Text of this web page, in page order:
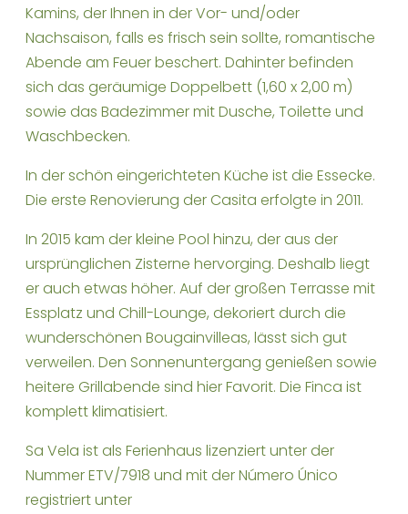
Kamins, der Ihnen in der Vor- und/oder
Nachsaison, falls es frisch sein sollte, romantische
Abende am Feuer beschert. Dahinter befinden
sich das geräumige Doppelbett (1,60 x 2,00 m)
sowie das Badezimmer mit Dusche, Toilette und
Waschbecken.
In der schön eingerichteten Küche ist die Essecke.
Die erste Renovierung der Casita erfolgte in 2011.
In 2015 kam der kleine Pool hinzu, der aus der
ursprünglichen Zisterne hervorging. Deshalb liegt
er auch etwas höher. Auf der großen Terrasse mit
Essplatz und Chill-Lounge, dekoriert durch die
wunderschönen Bougainvilleas, lässt sich gut
verweilen. Den Sonnenuntergang genießen sowie
heitere Grillabende sind hier Favorit. Die Finca ist
komplett klimatisiert.
Sa Vela ist als Ferienhaus lizenziert unter der
Nummer ETV/7918 und mit der Número Único
registriert unter